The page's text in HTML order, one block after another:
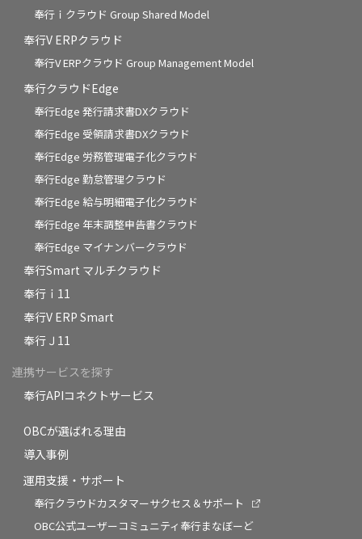
奉行ｉクラウド Group Shared Model
奉行V ERPクラウド
奉行V ERPクラウド Group Management Model
奉行クラウドEdge
奉行Edge 発行請求書DXクラウド
奉行Edge 受領請求書DXクラウド
奉行Edge 労務管理電子化クラウド
奉行Edge 勤怠管理クラウド
奉行Edge 給与明細電子化クラウド
奉行Edge 年末調整申告書クラウド
奉行Edge マイナンバークラウド
奉行Smart マルチクラウド
奉行ｉ11
奉行V ERP Smart
奉行Ｊ11
連携サービスを探す
奉行APIコネクトサービス
OBCが選ばれる理由
導入事例
運用支援・サポート
奉行クラウドカスタマーサクセス＆サポート
OBC公式ユーザーコミュニティ奉行まなぼーど